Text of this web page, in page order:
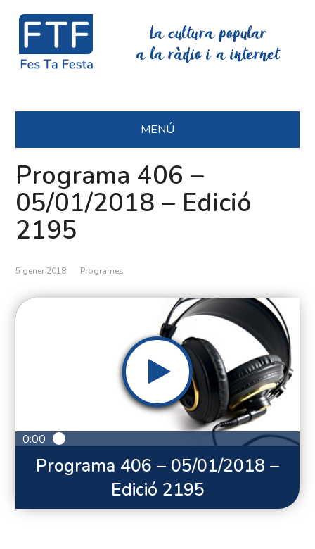
La cultura popular
a la ràdio i a internet
MENÚ
Programa 406 –
05/01/2018 – Edició
2195
5 gener 2018 Programes
0:00
Programa 406 – 05/01/2018 –
Edició 2195